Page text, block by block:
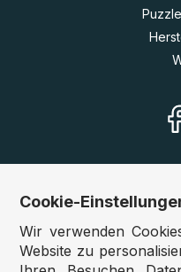
Cookie-
Wir verwenden
Website zu